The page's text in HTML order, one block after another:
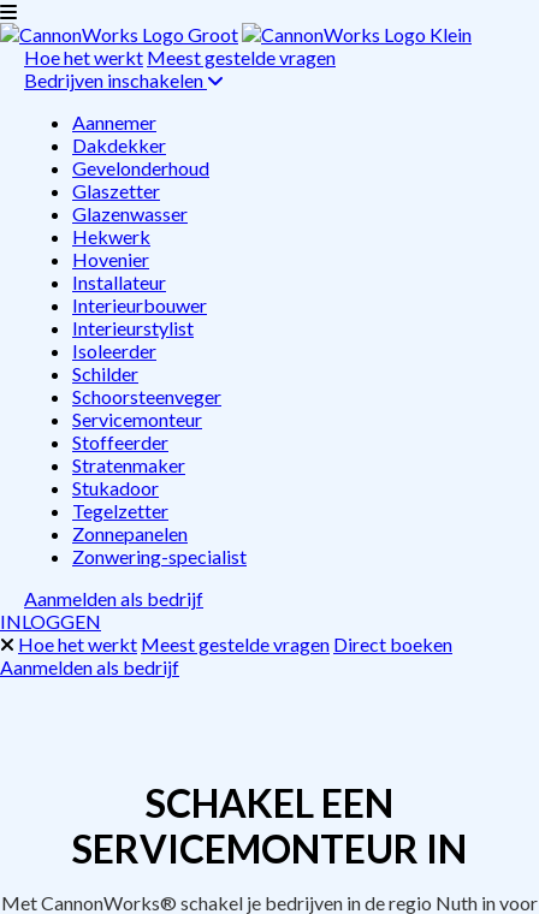
Hoe het werkt Meest gestelde vragen
Bedrijven inschakelen
Aannemer
Dakdekker
Gevelonderhoud
Glaszetter
Glazenwasser
Hekwerk
Hovenier
Installateur
Interieurbouwer
Interieurstylist
Isoleerder
Schilder
Schoorsteenveger
Servicemonteur
Stoffeerder
Stratenmaker
Stukadoor
Tegelzetter
Zonnepanelen
Zonwering-specialist
Aanmelden als bedrijf
INLOGGEN
Hoe het werkt Meest gestelde vragen Direct boeken
Aanmelden als bedrijf
SCHAKEL EEN
SERVICEMONTEUR IN
Met CannonWorks® schakel je bedrijven in de regio Nuth in voor